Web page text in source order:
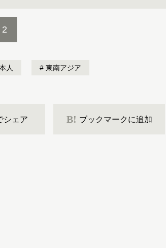
2
人 東南アジア
シェア B! ブックマークに追加